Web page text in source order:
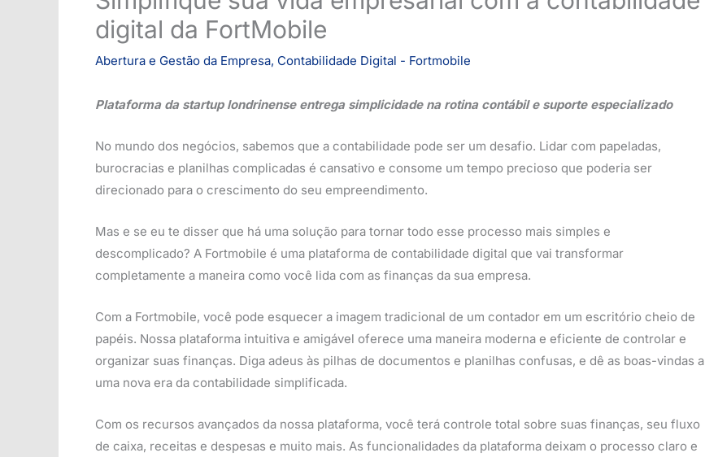
digital da FortMobile
Abertura e Gestão da Empresa, Contabilidade Digital - Fortmobile
Plataforma da startup londrinense entrega simplicidade na rotina contábil e suporte especializado
No mundo dos negócios, sabemos que a contabilidade pode ser um desafio. Lidar com papeladas,
burocracias e planilhas complicadas é cansativo e consome um tempo precioso que poderia ser
direcionado para o crescimento do seu empreendimento.
Mas e se eu te disser que há uma solução para tornar todo esse processo mais simples e
descomplicado? A Fortmobile é uma plataforma de contabilidade digital que vai transformar
completamente a maneira como você lida com as finanças da sua empresa.
Com a Fortmobile, você pode esquecer a imagem tradicional de um contador em um escritório cheio de
papéis. Nossa plataforma intuitiva e amigável oferece uma maneira moderna e eficiente de controlar e
organizar suas finanças. Diga adeus às pilhas de documentos e planilhas confusas, e dê as boas-vindas a
uma nova era da contabilidade simplificada.
Com os recursos avançados da nossa plataforma, você terá controle total sobre suas finanças, seu fluxo
de caixa, receitas e despesas e muito mais. As funcionalidades da plataforma deixam o processo claro e